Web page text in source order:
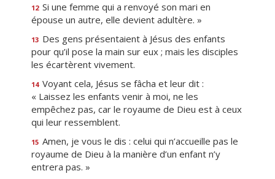
12 Si une femme qui a renvoyé son mari en
épouse un autre, elle devient adultère. »
13 Des gens présentaient à Jésus des enfants
pour qu’il pose la main sur eux ; mais les disciples
les écartèrent vivement.
14 Voyant cela, Jésus se fâcha et leur dit :
« Laissez les enfants venir à moi, ne les
empêchez pas, car le royaume de Dieu est à ceux
qui leur ressemblent.
15 Amen, je vous le dis : celui qui n’accueille pas le
royaume de Dieu à la manière d’un enfant n’y
entrera pas. »